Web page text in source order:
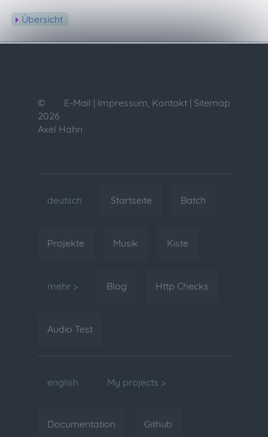
Übersicht
E-Mail | Impressum, Kontakt | Sitemap
©
2026
Axel Hahn
deutsch Startseite Batch
Projekte Musik Kiste
mehr > Blog Http Checks
Audio Test
english My projects >
Documentation Github